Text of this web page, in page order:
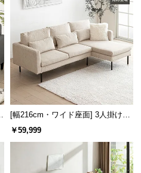
[幅216cm・ワイド座面] 3人掛けカ
ウチソファ ブラックスチール脚 L
￥59,999